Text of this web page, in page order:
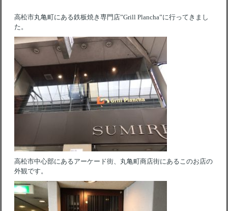
高松市丸亀町にある鉄板焼き専門店”Grill Plancha”に行ってきまし
た。
高松市中心部にあるアーケード街、丸亀町商店街にあるこのお店の
外観です。